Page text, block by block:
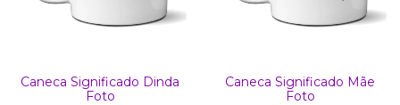
Caneca Significado Dinda
Foto
Caneca Significado Mãe
Foto